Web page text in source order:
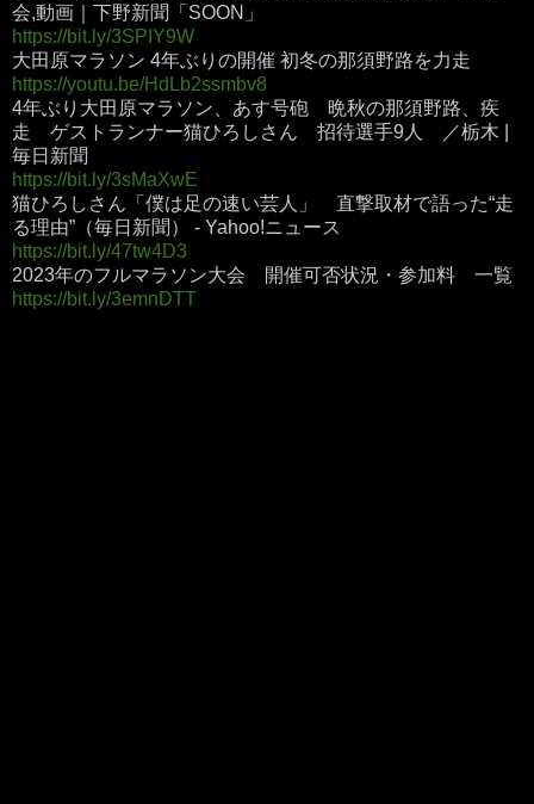
会,動画｜下野新聞「SOON」
https://bit.ly/3SPIY9W
大田原マラソン 4年ぶりの開催 初冬の那須野路を力走
https://youtu.be/HdLb2ssmbv8
4年ぶり大田原マラソン、あす号砲 晩秋の那須野路、疾
走 ゲストランナー猫ひろしさん 招待選手9人 ／栃木 |
毎日新聞
https://bit.ly/3sMaXwE
猫ひろしさん「僕は足の速い芸人」 直撃取材で語った“走
る理由”（毎日新聞） - Yahoo!ニュース
https://bit.ly/47tw4D3
2023年のフルマラソン大会 開催可否状況・参加料 一覧
https://bit.ly/3emnDTT